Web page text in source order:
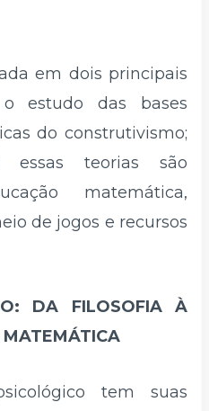
em dois principais
o estudo das bases
do construtivismo;
essas teorias são
matemática,
de jogos e recursos
DA FILOSOFIA À
tem suas